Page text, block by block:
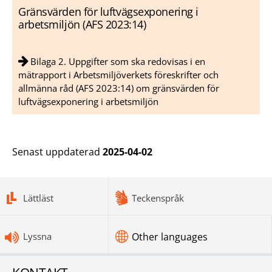
Gränsvärden för luftvägsexponering i
arbetsmiljön (AFS 2023:14)
Bilaga 2. Uppgifter som ska redovisas i en
mätrapport i Arbetsmiljöverkets föreskrifter och
allmänna råd (AFS 2023:14) om gränsvärden för
luftvägsexponering i arbetsmiljön
Senast uppdaterad 2025-04-02
Lättläst Teckenspråk
Lyssna Other languages